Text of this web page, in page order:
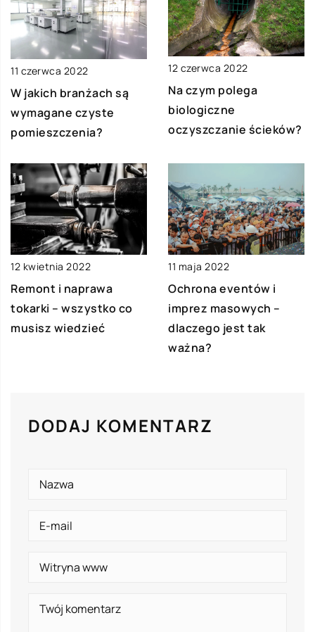
11 czerwca 2022
W jakich branżach są
wymagane czyste
pomieszczenia?
12 czerwca 2022
Na czym polega
biologiczne
oczyszczanie ścieków?
12 kwietnia 2022
Remont i naprawa
tokarki – wszystko co
musisz wiedzieć
11 maja 2022
Ochrona eventów i
imprez masowych –
dlaczego jest tak
ważna?
DODAJ KOMENTARZ